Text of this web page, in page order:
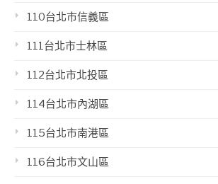
110台北市信義區
111台北市士林區
112台北市北投區
114台北市內湖區
115台北市南港區
116台北市文山區